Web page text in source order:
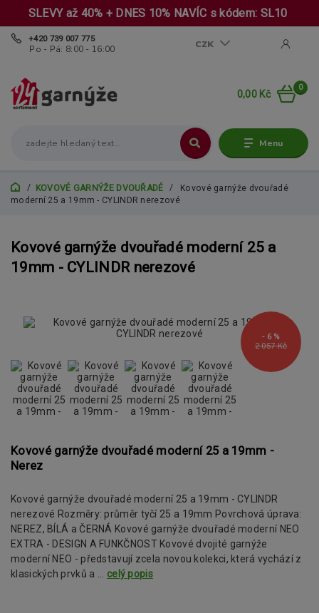
SLEVY až 40% + DNES 10% NAVÍC s kódem: SL10
Menu
CZK
+420 739 007 775
Po - Pá: 8:00 - 16:00
0
0,00 Kč
KOVOVÉ GARNÝŽE DVOUŘADÉ
Kovové garnýže dvouřadé
moderní 25 a 19mm - CYLINDR nerezové
Kovové garnýže dvouřadé moderní 25 a
19mm - CYLINDR nerezové
2 057 Kč
- 6 %
Kovové garnýže dvouřadé moderní 25 a 19mm -
Nerez
Kovové garnýže dvouřadé moderní 25 a 19mm - CYLINDR
nerezové Rozměry: průměr tyčí 25 a 19mm Povrchová úprava:
NEREZ, BÍLÁ a ČERNÁ Kovové garnýže dvouřadé moderní NEO
EXTRA - DESIGN A FUNKČNOST Kovové dvojité garnýže
moderní NEO - představují zcela novou kolekci, která vychází z
klasických prvků a ... celý popis